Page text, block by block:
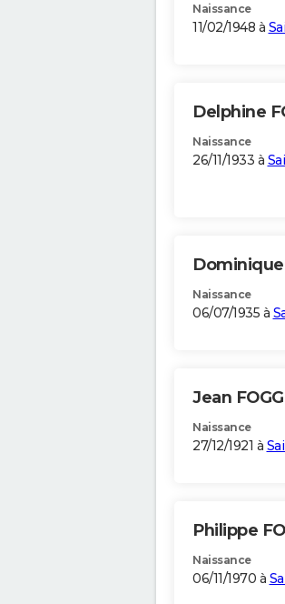
Naissance
11/02/1948 à
Delphine
Naissance
26/11/1933 à
Dominique
Naissance
06/07/1935 à
Jean
Naissance
27/12/1921 à
Philippe
Naissance
06/11/1970 à